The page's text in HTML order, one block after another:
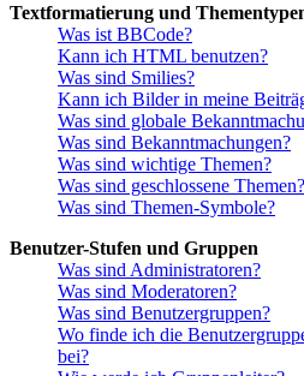
Textformatierung und
Was ist BBCode?
Kann ich HTML benutzen?
Was sind Smilies?
Kann ich Bilder in meine
Was sind globale
Was sind Bekanntmachungen?
Was sind wichtige Themen?
Was sind geschlossene Themen?
Was sind Themen-Symbole?
Benutzer-Stufen und Gruppen
Was sind Administratoren?
Was sind Moderatoren?
Was sind Benutzergruppen?
Wo finde ich die
bei?